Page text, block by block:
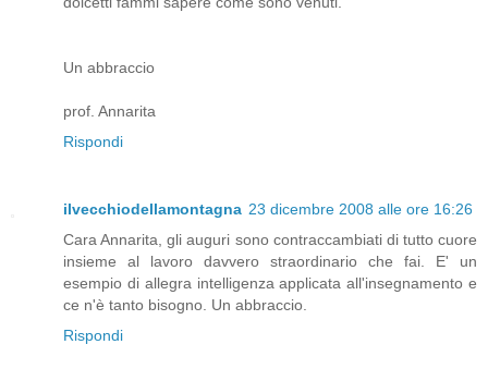
Un abbraccio
prof. Annarita
Rispondi
ilvecchiodellamontagna 23 dicembre 2008 alle ore 16:26
Cara Annarita, gli auguri sono contraccambiati di tutto cuore
insieme al lavoro davvero straordinario che fai. E' un
esempio di allegra intelligenza applicata all'insegnamento e
ce n'è tanto bisogno. Un abbraccio.
Rispondi